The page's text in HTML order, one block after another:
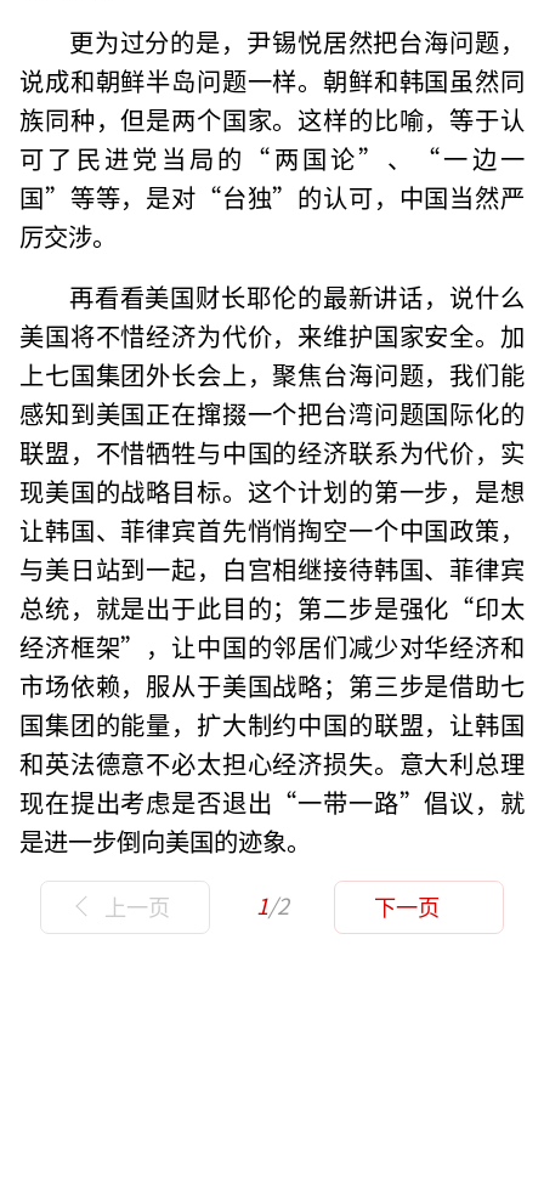
更为过分的是，尹锡悦居然把台海问题，
说成和朝鲜半岛问题一样。朝鲜和韩国虽然同
族同种，但是两个国家。这样的比喻，等于认
可了民进党当局的“两国论”、“一边一
国”等等，是对“台独”的认可，中国当然严
厉交涉。
再看看美国财长耶伦的最新讲话，说什么
美国将不惜经济为代价，来维护国家安全。加
上七国集团外长会上，聚焦台海问题，我们能
感知到美国正在撺掇一个把台湾问题国际化的
联盟，不惜牺牲与中国的经济联系为代价，实
现美国的战略目标。这个计划的第一步，是想
让韩国、菲律宾首先悄悄掏空一个中国政策，
与美日站到一起，白宫相继接待韩国、菲律宾
总统，就是出于此目的；第二步是强化“印太
经济框架”，让中国的邻居们减少对华经济和
市场依赖，服从于美国战略；第三步是借助七
国集团的能量，扩大制约中国的联盟，让韩国
和英法德意不必太担心经济损失。意大利总理
现在提出考虑是否退出“一带一路”倡议，就
是进一步倒向美国的迹象。
上一页 1/2 下一页